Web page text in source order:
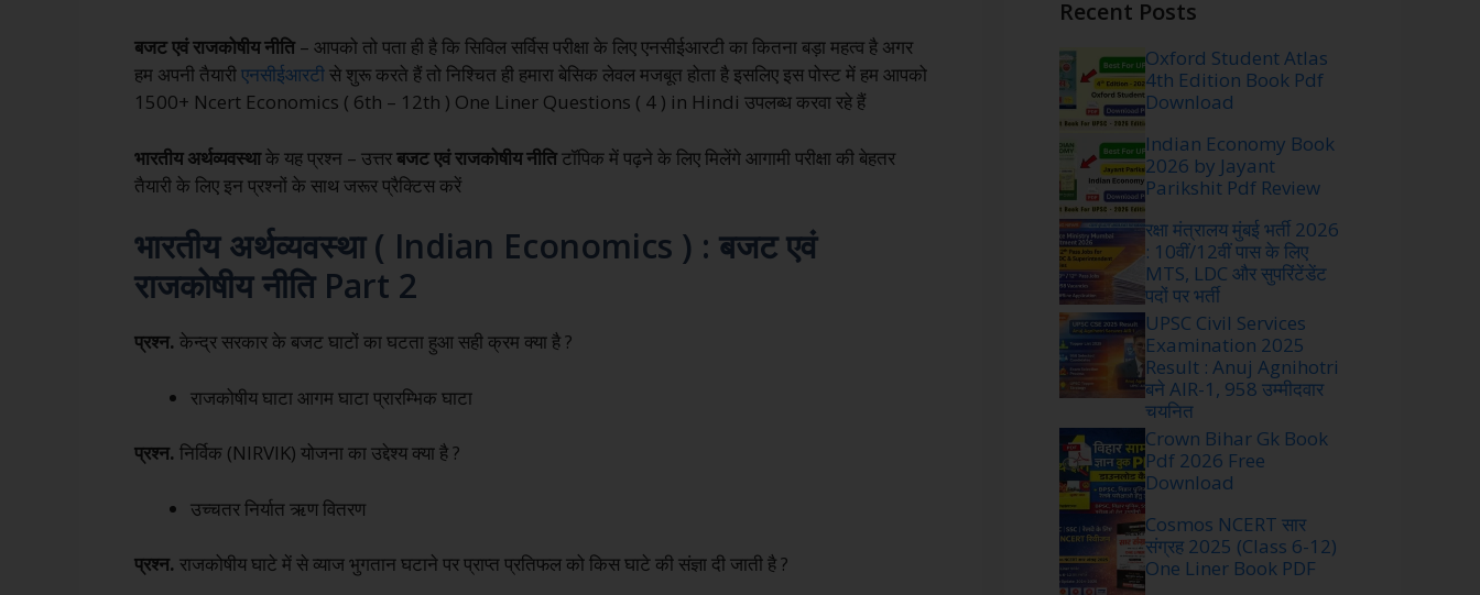
बजट एवं राजकोषीय नीति – आपको तो पता ही है कि सिविल सर्विस परीक्षा के लिए एनसीईआरटी का कितना बड़ा महत्व है अगर
हम अपनी तैयारीएनसीईआरटीसे शुरू करते हैं तो निश्चित ही हमारा बेसिक लेवल मजबूत होता है इसलिए इस पोस्ट में हम आपको
1500+ Ncert Economics ( 6th – 12th ) One Liner Questions ( 4 ) in Hindi उपलब्ध करवा रहे हैं
भारतीय अर्थव्यवस्थाके यह प्रश्न – उत्तरबजट एवं राजकोषीय नीतिटॉपिक में पढ़ने के लिए मिलेंगे आगामी परीक्षा की बेहतर
तैयारी के लिए इन प्रश्नों के साथ जरूर प्रैक्टिस करें
भारतीय अर्थव्यवस्था ( Indian Economics ) : बजट एवं
राजकोषीय नीति Part 2
प्रश्न. केन्द्र सरकार के बजट घाटों का घटता हुआ सही क्रम क्या है ?
राजकोषीय घाटा आगम घाटा प्रारम्भिक घाटा
प्रश्न. निर्विक (NIRVIK) योजना का उद्देश्य क्या है ?
उच्चतर निर्यात ऋण वितरण
प्रश्न. राजकोषीय घाटे में से व्याज भुगतान घटाने पर प्राप्त प्रतिफल को किस घाटे की संज्ञा दी जाती है ?
Recent Posts
Oxford Student Atlas
4th Edition Book Pdf
Download
Indian Economy Book
2026 by Jayant
Parikshit Pdf Review
रक्षा मंत्रालय मुंबई भर्ती 2026
: 10वीं/12वीं पास के लिए
MTS, LDC और सुपरिंटेंडेंट
पदों पर भर्ती
UPSC Civil Services
Examination 2025
Result : Anuj Agnihotri
बने AIR-1, 958 उम्मीदवार
चयनित
Crown Bihar Gk Book
Pdf 2026 Free
Download
Cosmos NCERT सार
संग्रह 2025 (Class 6-12)
One Liner Book PDF